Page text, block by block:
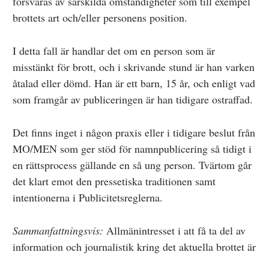
brottets art och/eller personens position.
I detta fall är handlar det om en person som är
misstänkt för brott, och i skrivande stund är han varken
åtalad eller dömd. Han är ett barn, 15 år, och enligt vad
som framgår av publiceringen är han tidigare ostraffad.
Det finns inget i någon praxis eller i tidigare beslut från
MO/MEN som ger stöd för namnpublicering så tidigt i
en rättsprocess gällande en så ung person. Tvärtom går
det klart emot den pressetiska traditionen samt
intentionerna i Publicitetsreglerna.
Sammanfattningsvis: Allmänintresset i att få ta del av
information och journalistik kring det aktuella brottet är